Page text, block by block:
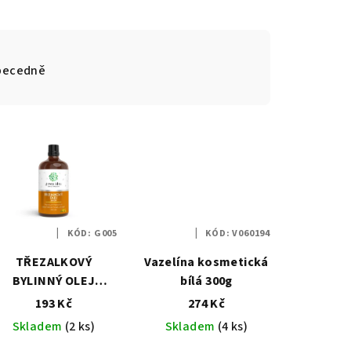
TŘEZALKOVÝ
BYLINNÝ OLEJ
(JANŮV OLEJ) 100ml
193 Kč
Skladem (2 ks)
KÓD: G005
Vazelína kosmetická
bílá 300g
274 Kč
Skladem (4 ks)
KÓD:V060194